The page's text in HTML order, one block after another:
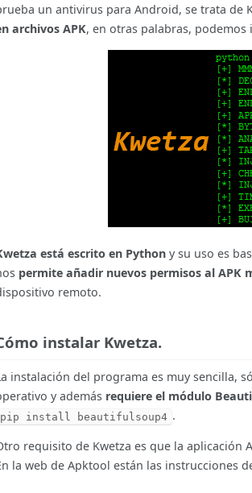
un antivirus para Android, se trata de
archivos APK, en otras palabras,
está escrito en Python y su uso es
permite añadir nuevos permisos al APK
remoto.
instalar Kwetza.
instalación del programa es muy sencilla,
y además requiere el módulo
pip install beautifulsoup4 .
requisito de Kwetza es que la aplicación
la web de Apktool están las instrucciones